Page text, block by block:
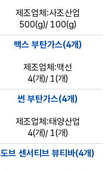
제조업체:사조산업
500(g)/ 100(g)
맥스 부탄가스(4개)
제조업체:맥선
4(개)/ 1(개)
썬 부탄가스(4개)
제조업체:태양산업
4(개)/ 1(개)
도브 센서티브 뷰티바(4개)